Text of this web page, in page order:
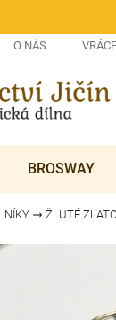
O NÁS
BROSWAY
ŽLUTÉ ZLATO